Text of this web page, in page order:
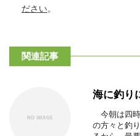
ださい。
関連記事
海に釣り
今朝は四
の方々と釣